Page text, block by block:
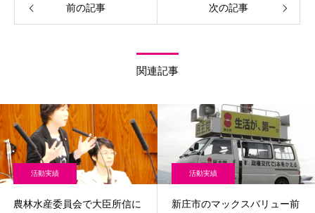
前の記事 次の記事
関連記事
活動実績
農林水産委員会で大臣所信に
活動実績
新庄市のマックスバリュー前